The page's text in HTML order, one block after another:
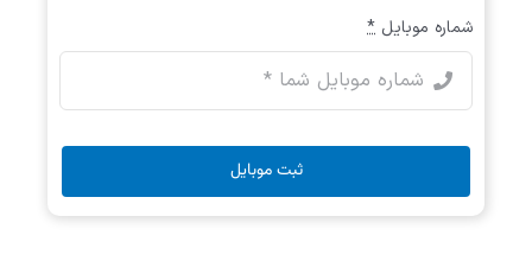
شماره موبایل *
ثبت موبایل